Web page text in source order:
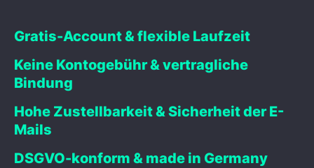
Gratis-Account & flexible Laufzeit
Keine Kontogebühr & vertragliche
Bindung
Hohe Zustellbarkeit & Sicherheit der E-
Mails
DSGVO-konform & made in Germany